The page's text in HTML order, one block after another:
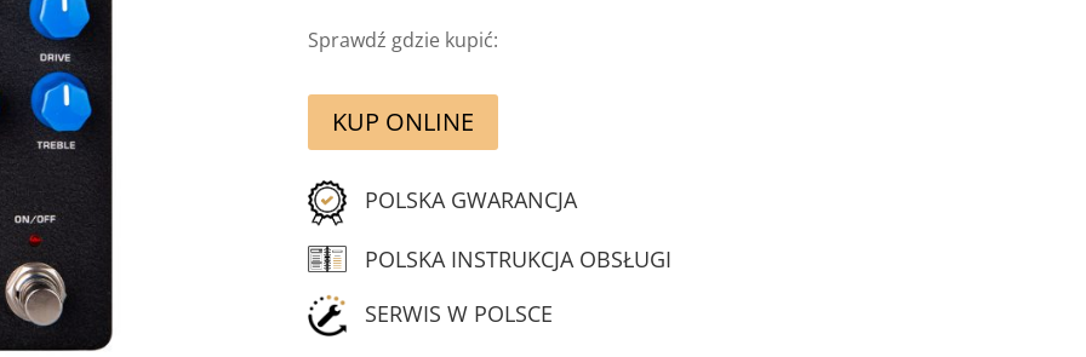
Sprawdź gdzie kupić:
KUP ONLINE
POLSKA GWARANCJA
POLSKA INSTRUKCJA OBSŁUGI
SERWIS W POLSCE